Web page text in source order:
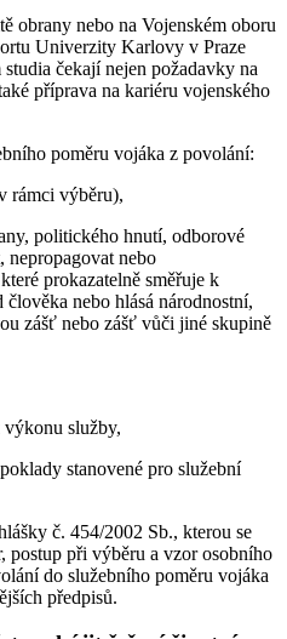
obrany nebo na Vojenském oboru
Univerzity Karlovy v Praze
čekají nejen požadavky na
příprava na kariéru vojenského
poměru vojáka z povolání:
rámci výběru),
politického hnutí, odborové
nepropagovat nebo
prokazatelně směřuje k
nebo hlásá národnostní,
zášť nebo zášť vůči jiné skupině
služby,
stanovené pro služební
č. 454/2002 Sb., kterou se
postup při výběru a vzor osobního
do služebního poměru vojáka
předpisů.